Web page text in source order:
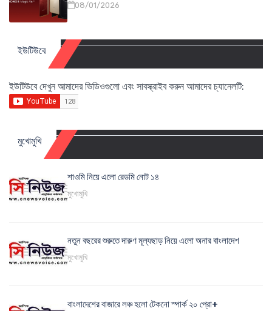
08/01/2026
ইউটিউবে
ইউটিউবে দেখুন আমাদের ভিডিওগুলো এবং সাবস্ক্রাইব করুন আমাদের চ্যানেলটি:
মুখোমুখি
শাওমি নিয়ে এলো রেডমি নোট ১৪
মুখোমুখি
নতুন বছরের শুরুতে দারুণ মূল্যছাড় নিয়ে এলো অনার বাংলাদেশ
মুখোমুখি
বাংলাদেশের বাজারে লঞ্চ হলো টেকনো স্পার্ক ২০ প্রো+